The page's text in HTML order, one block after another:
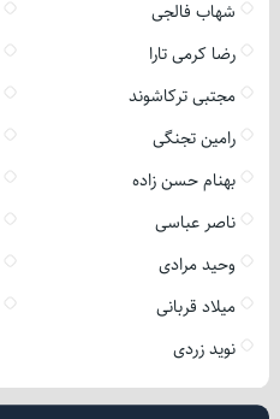
شهاب فالجی
رضا کرمی تارا
مجتبی ترکاشوند
رامین تجنگی
بهنام حسن زاده
ناصر عباسی
وحید مرادی
میلاد قربانی
نوید زردی